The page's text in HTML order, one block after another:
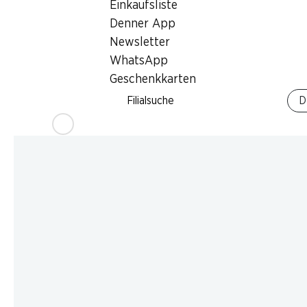
Einkaufsliste
Denner App
Newsletter
WhatsApp
Geschenkkarten
Filialsuche